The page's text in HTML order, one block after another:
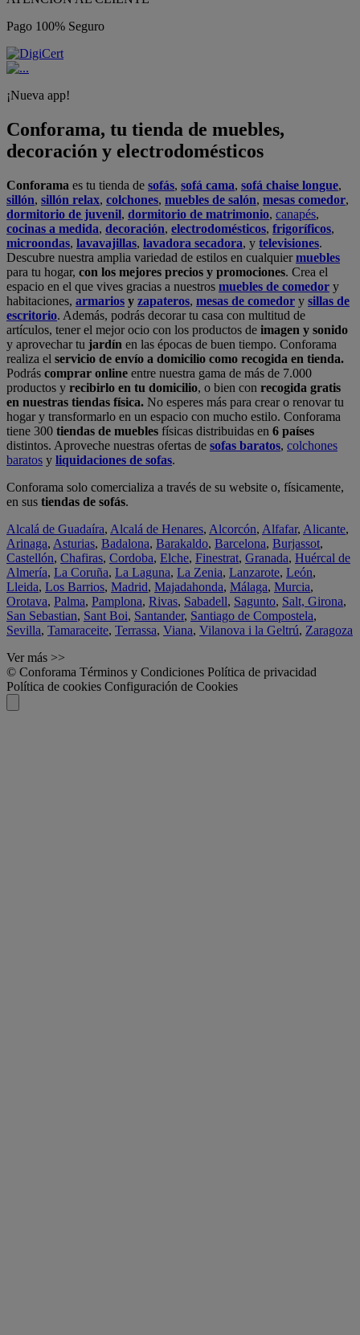
Pago 100% Seguro
¡Nueva app!
Conforama, tu tienda de muebles,
decoración y electrodomésticos
Conforama es tu tienda de sofás, sofá cama, sofá chaise longue,
sillón, sillón relax, colchones, muebles de salón, mesas comedor,
dormitorio de juvenil, dormitorio de matrimonio, canapés,
cocinas a medida, decoración, electrodomésticos, frigoríficos,
microondas, lavavajillas, lavadora secadora, y televisiones.
Descubre nuestra amplia variedad de estilos en cualquiermuebles
para tu hogar, con los mejores precios y promociones. Crea el
espacio en el que vives gracias a nuestros muebles de comedor y
habitaciones, armarios y zapateros, mesas de comedor y sillas de
escritorio. Además, podrás decorar tu casa con multitud de
artículos, tener el mejor ocio con los productos de imagen y sonido
y aprovechar tu jardín en las épocas de buen tiempo. Conforama
realiza el servicio de envío a domicilio como recogida en tienda.
Podrás comprar online entre nuestra gama de más de 7.000
productos y recibirlo en tu domicilio, o bien con recogida gratis
en nuestras tiendas física. No esperes más para crear o renovar tu
hogar y transformarlo en un espacio con mucho estilo. Conforama
tiene 300 tiendas de muebles físicas distribuidas en 6 países
distintos. Aproveche nuestras ofertas de sofas baratos, colchones
baratos y liquidaciones de sofas.
Conforama solo comercializa a través de su website o, físicamente,
en sus tiendas de sofás.
Alcalá de Guadaíra, Alcalá de Henares, Alcorcón, Alfafar, Alicante,
Arinaga, Asturias, Badalona, Barakaldo, Barcelona, Burjassot,
Castellón, Chafiras, Cordoba, Elche, Finestrat, Granada, Huércal de
Almería, La Coruña, La Laguna, La Zenia, Lanzarote, León,
Lleida, Los Barrios, Madrid, Majadahonda, Málaga, Murcia,
Orotava, Palma, Pamplona, Rivas, Sabadell, Sagunto, Salt, Girona,
San Sebastian, Sant Boi, Santander, Santiago de Compostela,
Sevilla, Tamaraceite, Terrassa, Viana, Vilanova i la Geltrú, Zaragoza
Ver más >>
© Conforama Términos y Condiciones Política de privacidad
Política de cookies Configuración de Cookies